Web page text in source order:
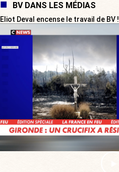
BV DANS LES MÉDIAS
Eliot Deval encense le travail de BV !